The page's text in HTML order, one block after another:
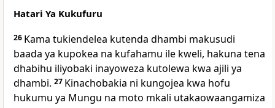
Hatari Ya Kukufuru
26 Kama tukiendelea kutenda dhambi makusudi
baada ya kupokea na kufahamu ile kweli, hakuna tena
dhabihu iliyobaki inayoweza kutolewa kwa ajili ya
dhambi. 27 Kinachobakia ni kungojea kwa hofu
hukumu ya Mungu na moto mkali utakaowaangamiza